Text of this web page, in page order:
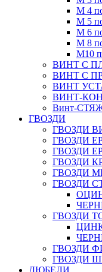
М 4
М 5
М 6
М 8
М10
ВИНТ С
ВИНТ С
ВИНТ
ВИНТ-
Винт-
ГВОЗДИ
ГВОЗДИ
ГВОЗДИ
ГВОЗДИ
ГВОЗДИ
ГВОЗДИ
ГВОЗДИ
ГВОЗДИ
ЦИНК
ГВОЗДИ
ГВОЗДИ
ДЮБЕЛИ